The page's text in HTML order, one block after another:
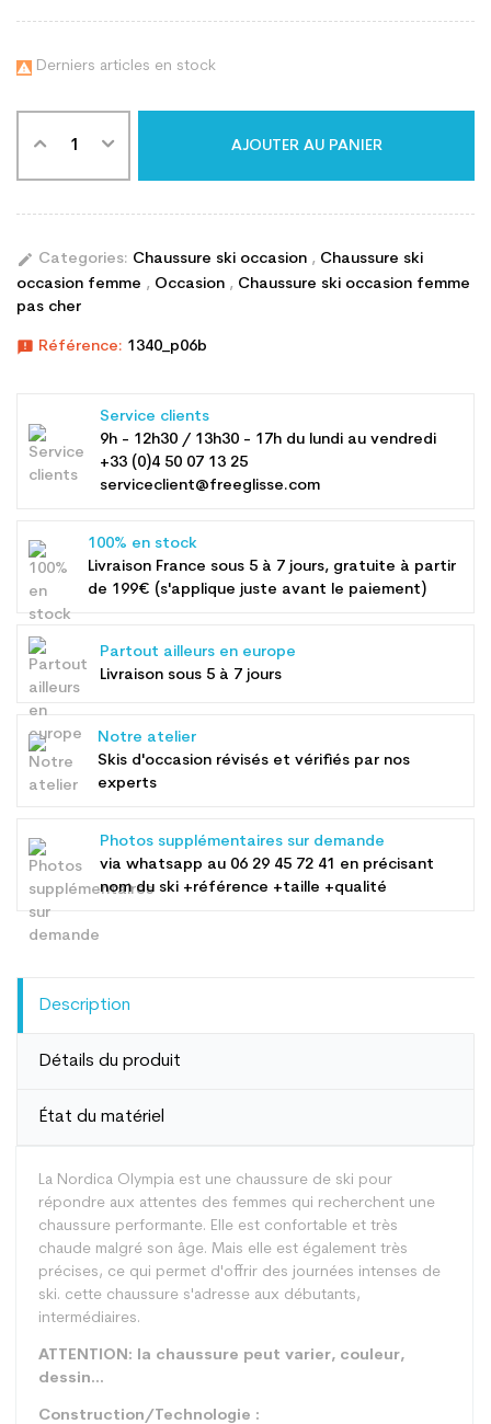
 Derniers articles en stock
AJOUTER AU PANIER
edit Categories: Chaussure ski occasion , Chaussure ski
occasion femme , Occasion , Chaussure ski occasion femme
pas cher
announcement Référence: 1340_p06b
Service clients
9h - 12h30 / 13h30 - 17h du lundi au vendredi
+33 (0)4 50 07 13 25
serviceclient@freeglisse.com
100% en stock
Livraison France sous 5 à 7 jours, gratuite à partir
de 199€ (s'applique juste avant le paiement)
Partout ailleurs en europe
Livraison sous 5 à 7 jours
Notre atelier
Skis d'occasion révisés et vérifiés par nos
experts
Photos supplémentaires sur demande
via whatsapp au 06 29 45 72 41 en précisant
nom du ski +référence +taille +qualité
Description
Détails du produit
État du matériel
La Nordica Olympia est une chaussure de ski pour
répondre aux attentes des femmes qui recherchent une
chaussure performante. Elle est confortable et très
chaude malgré son âge. Mais elle est également très
précises, ce qui permet d'offrir des journées intenses de
ski. cette chaussure s'adresse aux débutants,
intermédiaires.
ATTENTION: la chaussure peut varier, couleur,
dessin...
Construction/Technologie :